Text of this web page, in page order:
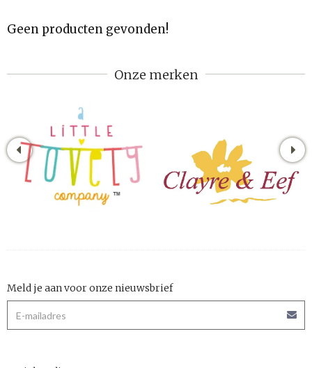
Geen producten gevonden!
Onze merken
Meld je aan voor onze nieuwsbrief